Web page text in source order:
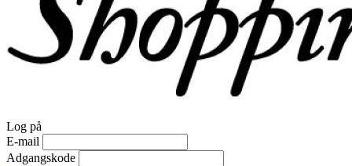
Log på
E-mail
Adgangskode